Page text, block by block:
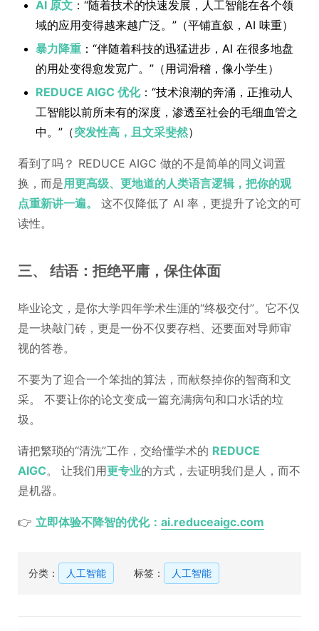
AI 原文 ：“随着技术的快速发展，人工智能在各个领
域的应用变得越来越广泛。”（平铺直叙，AI 味重）
暴力降重 ：“伴随着科技的迅猛进步，AI 在很多地盘
的用处变得愈发宽广。”（用词滑稽，像小学生）
REDUCE AIGC 优化：“技术浪潮的奔涌，正推动人
工智能以前所未有的深度，渗透至社会的毛细血管之
中。”（突发性高，且文采斐然）
看到了吗？ REDUCE AIGC 做的不是简单的同义词置
换，而是用更高级、更地道的人类语言逻辑，把你的观
点重新讲一遍。
这不仅降低了 AI 率，更提升了论文的可
读性。
三、 结语：拒绝平庸，保住体面
毕业论文，是你大学四年学术生涯的“终极交付”。它不仅
是一块敲门砖，更是一份不仅要存档、还要面对导师审
视的答卷。
不要为了迎合一个笨拙的算法，而献祭掉你的智商和文
采。 不要让你的论文变成一篇充满病句和口水话的垃
圾。
请把繁琐的“清洗”工作，交给懂学术的 REDUCE
AIGC。 让我们用更专业的方式，去证明我们是人，而不
是机器。
👉 立即体验不降智的优化： ai.reduceaigc.com
分类： 人工智能 标签： 人工智能